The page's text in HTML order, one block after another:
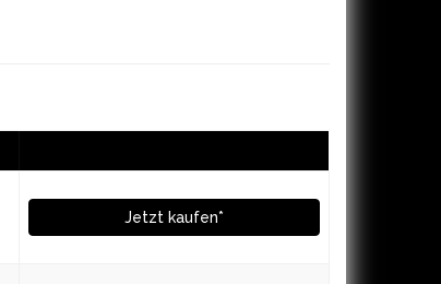
Jetzt kaufen*